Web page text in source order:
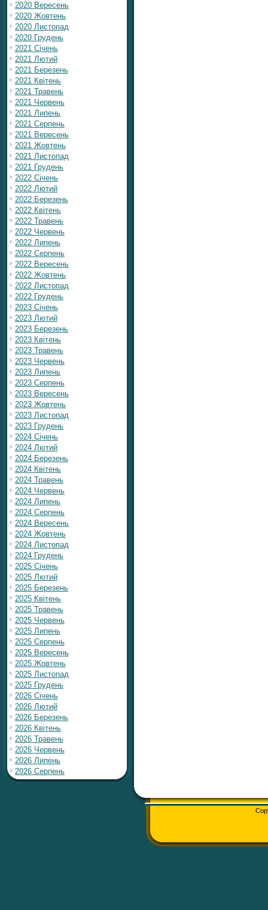
2020 Вересень
2020 Жовтень
2020 Листопад
2020 Грудень
2021 Січень
2021 Лютий
2021 Березень
2021 Квітень
2021 Травень
2021 Червень
2021 Липень
2021 Серпень
2021 Вересень
2021 Жовтень
2021 Листопад
2021 Грудень
2022 Січень
2022 Лютий
2022 Березень
2022 Квітень
2022 Травень
2022 Червень
2022 Липень
2022 Серпень
2022 Вересень
2022 Жовтень
2022 Листопад
2022 Грудень
2023 Січень
2023 Лютий
2023 Березень
2023 Квітень
2023 Травень
2023 Червень
2023 Липень
2023 Серпень
2023 Вересень
2023 Жовтень
2023 Листопад
2023 Грудень
2024 Січень
2024 Лютий
2024 Березень
2024 Квітень
2024 Травень
2024 Червень
2024 Липень
2024 Серпень
2024 Вересень
2024 Жовтень
2024 Листопад
2024 Грудень
2025 Січень
2025 Лютий
2025 Березень
2025 Квітень
2025 Травень
2025 Червень
2025 Липень
2025 Серпень
2025 Вересень
2025 Жовтень
2025 Листопад
2025 Грудень
2026 Січень
2026 Лютий
2026 Березень
2026 Квітень
2026 Травень
2026 Червень
2026 Липень
2026 Серпень